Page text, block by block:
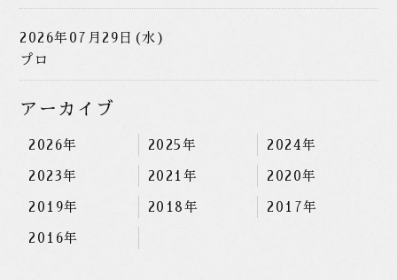
2026年07月29日(水)
プロ
アーカイブ
2026年 2025年 2024年
2023年 2021年 2020年
2019年 2018年 2017年
2016年